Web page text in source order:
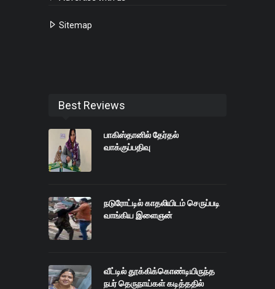
Sitemap
Best Reviews
பாகிஸ்தானில் தேர்தல்
வாக்குப்பதிவு
நடுரோட்டில் காதலியிடம் செருப்படி
வாங்கிய இளைஞன்
வீட்டில் தூக்கிக்கொண்டியிருந்த
நபர் தெருநாய்கள் கடித்ததில்